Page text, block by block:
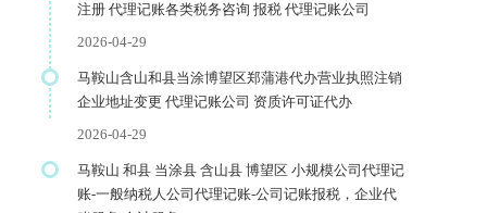
注册 代理记账各类税务咨询 报税 代理记账公司
2026-04-29
马鞍山含山和县当涂博望区郑蒲港代办营业执照注销
企业地址变更 代理记账公司 资质许可证代办
2026-04-29
马鞍山 和县 当涂县 含山县 博望区 小规模公司代理记
账-一般纳税人公司代理记账-公司记账报税，企业代